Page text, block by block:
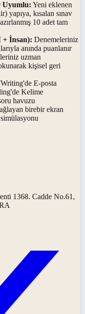
Uyumlu: Yeni eklenen
yapıya, kısalan sınav
10 adet tam
+ İnsan): Denemeleriniz
anında puanlanır
uzman
kişisel geri
E-posta
Kelime
havuzu
birebir ekran
simülasyonu
1368. Cadde No.61,